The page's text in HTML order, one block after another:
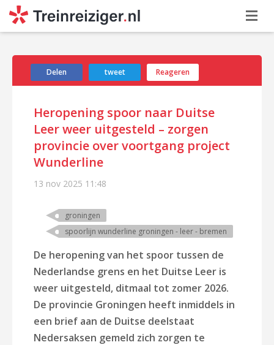
Delen tweet Reageren
Heropening spoor naar Duitse
Leer weer uitgesteld – zorgen
provincie over voortgang project
Wunderline
13 nov 2025 11:48
groningen
spoorlijn wunderline groningen - leer - bremen
De heropening van het spoor tussen de
Nederlandse grens en het Duitse Leer is
weer uitgesteld, ditmaal tot zomer 2026.
De provincie Groningen heeft inmiddels in
een brief aan de Duitse deelstaat
Nedersaksen gemeld zich zorgen te